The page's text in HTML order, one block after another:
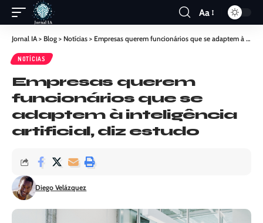
Aa
Jornal IA> Blog > Notícias > Empresas querem funcionários que se adaptem à inteligência artificial, diz estudo
NOTÍCIAS
Empresas querem
funcionários que se
adaptem à inteligência
artificial, diz estudo
Diego Velázquez